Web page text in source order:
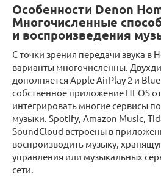
Особенности Denon
Многочисленные
и воспроизведения
С точки зрения передачи звука в
варианты многочисленны.
дополняется Apple AirPlay 2 и
собственное приложение HEOS
интегрировать многие сервисы
музыки. Spotify, Amazon Music,
SoundCloud встроены в
воспроизводить музыку,
управления или музыкальных
сети.